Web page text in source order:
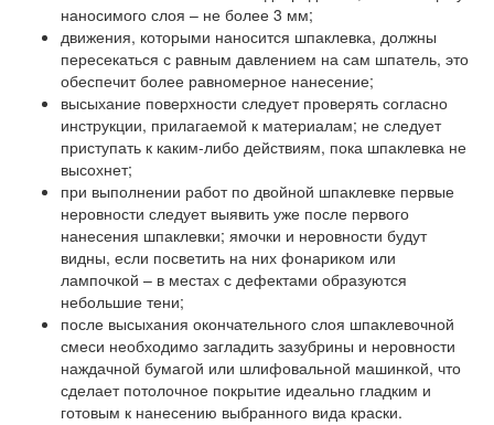
наносимого слоя – не более 3 мм;
движения, которыми наносится шпаклевка, должны
пересекаться с равным давлением на сам шпатель, это
обеспечит более равномерное нанесение;
высыхание поверхности следует проверять согласно
инструкции, прилагаемой к материалам; не следует
приступать к каким-либо действиям, пока шпаклевка не
высохнет;
при выполнении работ по двойной шпаклевке первые
неровности следует выявить уже после первого
нанесения шпаклевки; ямочки и неровности будут
видны, если посветить на них фонариком или
лампочкой – в местах с дефектами образуются
небольшие тени;
после высыхания окончательного слоя шпаклевочной
смеси необходимо загладить зазубрины и неровности
наждачной бумагой или шлифовальной машинкой, что
сделает потолочное покрытие идеально гладким и
готовым к нанесению выбранного вида краски.